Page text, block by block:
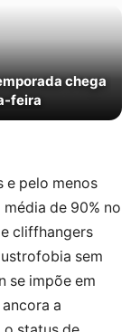
chega
feira
e pelo menos
de 90% no
cliffhangers
sem
se impõe em
a